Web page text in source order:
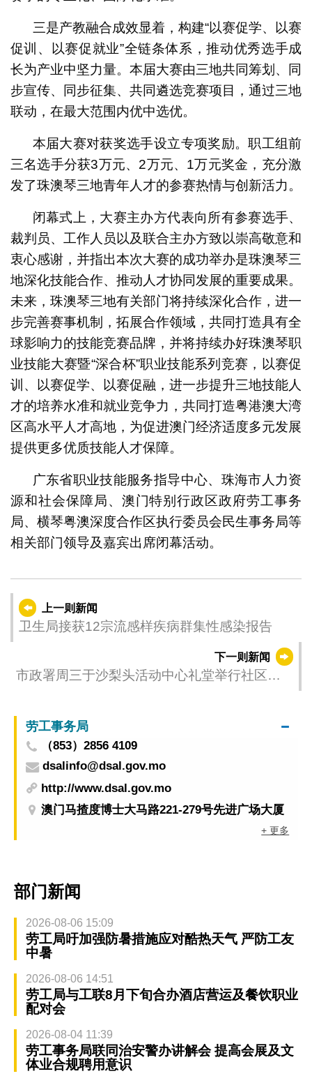
三是产教融合成效显着，构建“以赛促学、以赛
促训、以赛促就业”全链条体系，推动优秀选手成
长为产业中坚力量。本届大赛由三地共同筹划、同
步宣传、同步征集、共同遴选竞赛项目，通过三地
联动，在最大范围内优中选优。
本届大赛对获奖选手设立专项奖励。职工组前
三名选手分获3万元、2万元、1万元奖金，充分激
发了珠澳琴三地青年人才的参赛热情与创新活力。
闭幕式上，大赛主办方代表向所有参赛选手、
裁判员、工作人员以及联合主办方致以崇高敬意和
衷心感谢，并指出本次大赛的成功举办是珠澳琴三
地深化技能合作、推动人才协同发展的重要成果。
未来，珠澳琴三地有关部门将持续深化合作，进一
步完善赛事机制，拓展合作领域，共同打造具有全
球影响力的技能竞赛品牌，并将持续办好珠澳琴职
业技能大赛暨“深合杯”职业技能系列竞赛，以赛促
训、以赛促学、以赛促融，进一步提升三地技能人
才的培养水准和就业竞争力，共同打造粤港澳大湾
区高水平人才高地，为促进澳门经济适度多元发展
提供更多优质技能人才保障。
广东省职业技能服务指导中心、珠海市人力资
源和社会保障局、澳门特别行政区政府劳工事务
局、横琴粤澳深度合作区执行委员会民生事务局等
相关部门领导及嘉宾出席闭幕活动。
上一则新闻
卫生局接获12宗流感样疾病群集性感染报告
下一则新闻
市政署周三于沙梨头活动中心礼堂举行社区座
劳工事务局
（853）2856 4109
dsalinfo@dsal.gov.mo
http://www.dsal.gov.mo
澳门马揸度博士大马路221-279号先进广场大厦
+ 更多
部门新闻
2026-08-06 15:09
劳工局吁加强防暑措施应对酷热天气 严防工友
中暑
2026-08-06 14:51
劳工局与工联8月下旬合办酒店营运及餐饮职业
配对会
2026-08-04 11:39
劳工事务局联同治安警办讲解会 提高会展及文
体业合规聘用意识